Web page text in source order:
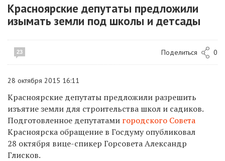
Красноярские депутаты предложили
изымать земли под школы и детсады
23 Поделиться 0
28 октября 2015 16:11
Красноярские депутаты предложили разрешить
изъятие земли для строительства школ и садиков.
Подготовленное депутатами городского Совета
Красноярска обращение в Госдуму опубликовал
28 октября вице-спикер Горсовета Александр
Глисков.